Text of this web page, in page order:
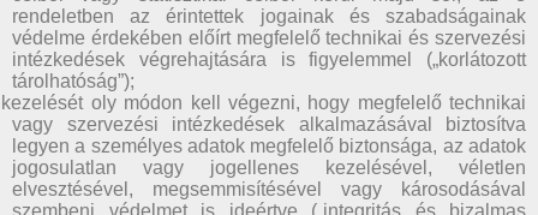
rendeletben az érintettek jogainak és szabadságainak
védelme érdekében előírt megfelelő technikai és szervezési
intézkedések végrehajtására is figyelemmel („korlátozott
tárolhatóság”);
oly módon kell végezni, hogy megfelelő technikai
vagy szervezési intézkedések alkalmazásával biztosítva
legyen a személyes adatok megfelelő biztonsága, az adatok
jogosulatlan vagy jogellenes kezelésével, véletlen
elvesztésével, megsemmisítésével vagy károsodásával
szembeni védelmet is ideértve („integritás és bizalmas